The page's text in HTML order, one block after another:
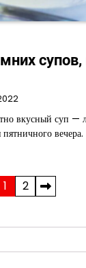
вкусный суп —
1 2